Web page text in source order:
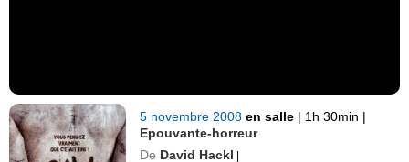
5 novembre 2008en salle | 1h 30min |
Epouvante-horreur
De David Hackl |